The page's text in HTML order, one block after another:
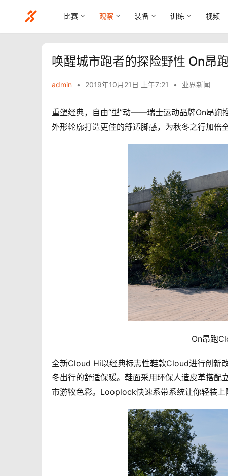
比赛 观察 装备 训练 视频
唤醒城市跑者的探险野性 On昂
admin • 2019年10月21日 上午7:21 • 业界新闻
重塑经典，自由“型”动——瑞士运动品牌On昂跑
外形轮廓打造更佳的舒适脚感，为秋冬之行加倍
On昂跑
全新Cloud Hi以经典标志性鞋款Cloud进行创新
冬出行的舒适保暖。鞋面采用环保人造皮革搭配
市游牧色彩。Looplock快速系带系统让你轻装上